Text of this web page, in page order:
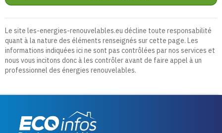
Le site les-energies-renouvelables.eu décline toute responsabilité
quant à la nature des éléments renseignés sur cette page. Les
informations indiquées ici ne sont pas contrôlées par nos services et
nous vous incitons donc à les contrôler avant de faire appel à un
professionnel des énergies renouvelables.